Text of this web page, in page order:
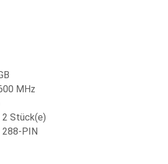
MHz
Stück(e)
288-PIN